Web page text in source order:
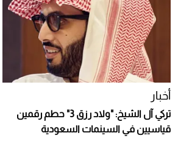
أخبار
تركي آل الشيخ: "ولاد رزق 3" حطم رقمين
قياسيين في السينمات السعودية